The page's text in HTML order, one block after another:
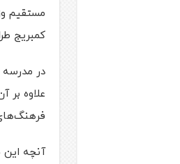
مستقیم
کمبریج
در مدرسه
علاوه
آنچه این